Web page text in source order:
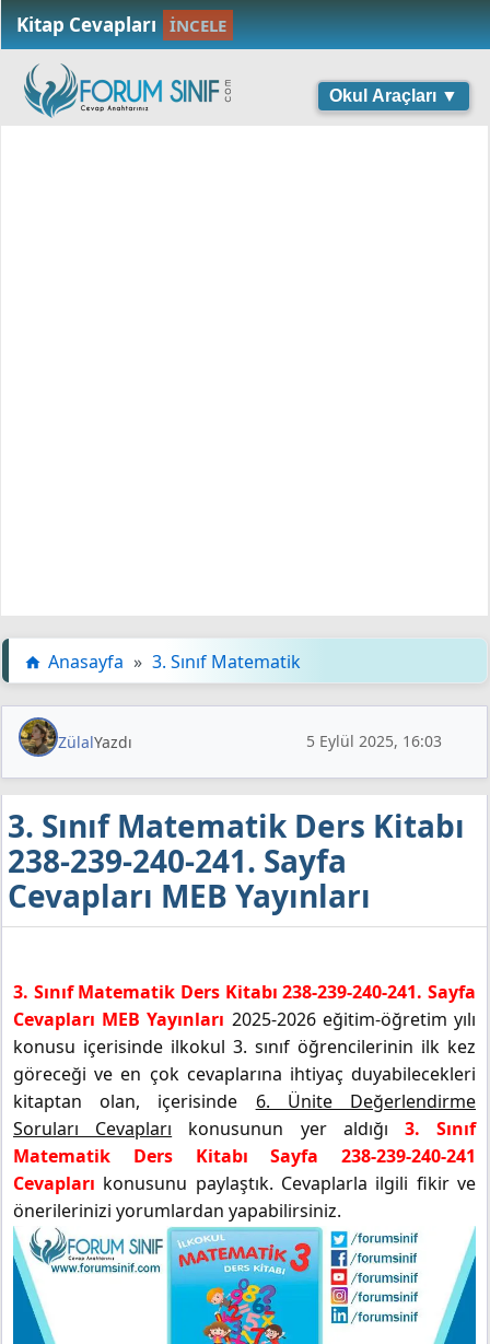
Kitap Cevapları İNCELE
Okul Araçları ▼
Anasayfa » 3. Sınıf Matematik
ZülalYazdı 5 Eylül 2025, 16:03
3. Sınıf Matematik Ders Kitabı
238-239-240-241. Sayfa
Cevapları MEB Yayınları
3. Sınıf Matematik Ders Kitabı 238-239-240-241. Sayfa
Cevapları MEB Yayınları 2025-2026 eğitim-öğretim yılı
konusu içerisinde ilkokul 3. sınıf öğrencilerinin ilk kez
göreceği ve en çok cevaplarına ihtiyaç duyabilecekleri
kitaptan olan, içerisinde 6. Ünite Değerlendirme
Soruları Cevapları konusunun yer aldığı 3. Sınıf
Matematik Ders Kitabı Sayfa 238-239-240-241
Cevapları konusunu paylaştık. Cevaplarla ilgili fikir ve
önerilerinizi yorumlardan yapabilirsiniz.